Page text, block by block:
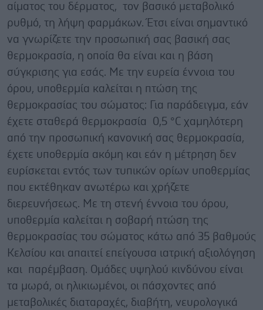
αίματος του δέρματος, τον βασικό μεταβολικό
ρυθμό, τη λήψη φαρμάκων. Έτσι είναι σημαντικό
να γνωρίζετε την προσωπική σας βασική σας
θερμοκρασία, η οποία θα είναι και η βάση
σύγκρισης για εσάς. Mε την ευρεία έννοια του
όρου, υποθερμία καλείται η πτώση της
θερμοκρασίας του σώματος: Για παράδειγμα, εάν
έχετε σταθερά θερμοκρασία 0,5 °C χαμηλότερη
από την προσωπική κανονική σας θερμοκρασία,
έχετε υποθερμία ακόμη και εάν η μέτρηση δεν
ευρίσκεται εντός των τυπικών ορίων υποθερμίας
που εκτέθηκαν ανωτέρω και χρήζετε
διερευνήσεως. Με τη στενή έννοια του όρου,
υποθερμία καλείται η σοβαρή πτώση της
θερμοκρασίας του σώματος κάτω από 35 βαθμούς
Κελσίου και απαιτεί επείγουσα ιατρική αξιολόγηση
και παρέμβαση. Ομάδες υψηλού κινδύνου είναι
τα μωρά, οι ηλικιωμένοι, οι πάσχοντες από
μεταβολικές διαταραχές, διαβήτη, νευρολογικά